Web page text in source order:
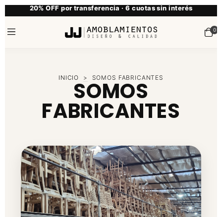
20% OFF por transferencia · 6 cuotas sin interés
0
INICIO > SOMOS FABRICANTES
SOMOS
FABRICANTES